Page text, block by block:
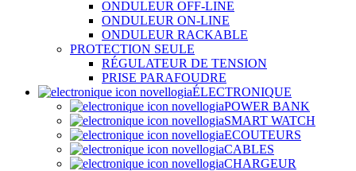
ONDULEUR OFF-LINE
ONDULEUR ON-LINE
ONDULEUR RACKABLE
PROTECTION SEULE
RÉGULATEUR DE TENSION
PRISE PARAFOUDRE
ÉLECTRONIQUE
POWER BANK
SMART WATCH
ECOUTEURS
CABLES
CHARGEUR